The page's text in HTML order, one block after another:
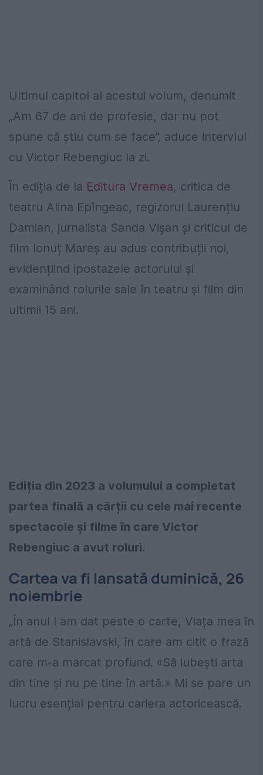
Ultimul capitol al acestui volum, denumit
„Am 67 de ani de profesie, dar nu pot
spune că știu cum se face”, aduce interviul
cu Victor Rebengiuc la zi.
În ediția de la Editura Vremea, critica de
teatru Alina Epîngeac, regizorul Laurențiu
Damian, jurnalista Sanda Vișan și criticul de
film Ionuț Mareș au adus contribuții noi,
evidențiind ipostazele actorului și
examinând rolurile sale în teatru și film din
ultimii 15 ani.
Ediția din 2023 a volumului a completat
partea finală a cărții cu cele mai recente
spectacole și filme în care Victor
Rebengiuc a avut roluri.
Cartea va fi lansată duminică, 26
noiembrie
„În anul I am dat peste o carte, Viața mea în
artă de Stanislavski, în care am citit o frază
care m-a marcat profund. «Să iubești arta
din tine și nu pe tine în artă.» Mi se pare un
lucru esențial pentru cariera actoricească.